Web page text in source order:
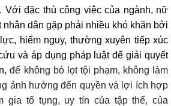
Với đặc thù công việc của ngành, nữ
nhân dân gặp phải nhiều khó khăn bởi
hiểm nguy, thường xuyên tiếp xúc
và áp dụng pháp luật để giải quyết
để không bỏ lọt tội phạm, không làm
ảnh hưởng đến quyền và lợi ích hợp
gia tố tụng, uy tín của tập thể, của